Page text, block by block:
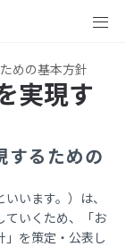
めの基本方針
実現す
するための
います。）は、
ていくため、「お
を策定・公表し